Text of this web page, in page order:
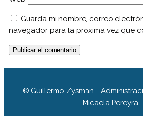
Guarda mi nombre, correo
navegador para la próxima vez que
© Guillermo Zysman -
Micaela Pereyra